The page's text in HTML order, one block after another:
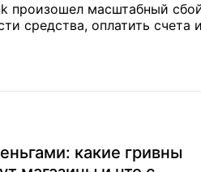
произошел масштабный
средства, оплатить счета
какие гривны